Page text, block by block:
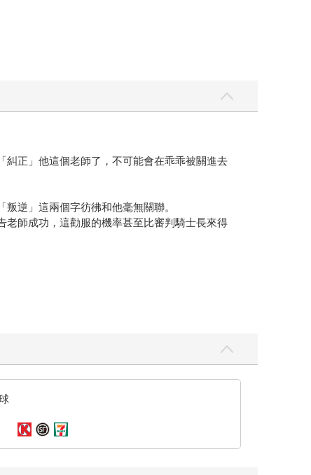
正」他這個老師了，不可能會在乖乖被關進去
逆」這兩個字彷彿和他毫無關聯。
師成功，這勸服的機率甚至比審判騎士長來得
著嗎？」
。」
出手，但沒有因哪有果，怎麼能怪羅蘭呢？